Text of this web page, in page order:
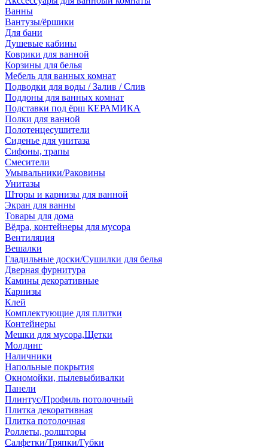
Ванны
Вантузы/ёршики
Для бани
Душевые кабины
Коврики для ванной
Корзины для белья
Мебель для ванных комнат
Подводки для воды / Залив / Слив
Поддоны для ванных комнат
Подставки под ёрш КЕРАМИКА
Полки для ванной
Полотенцесушители
Сиденье для унитаза
Сифоны, трапы
Смесители
Умывальники/Раковины
Унитазы
Шторы и карнизы для ванной
Экран для ванны
Товары для дома
Вёдра, контейнеры для мусора
Вентиляция
Вешалки
Гладильные доски/Сушилки для белья
Дверная фурнитура
Камины декоративные
Карнизы
Клей
Комплектующие для плитки
Контейнеры
Мешки для мусора,Щетки
Молдинг
Наличники
Напольные покрытия
Окномойки, пылевыбивалки
Панели
Плинтус/Профиль потолочный
Плитка декоративная
Плитка потолочная
Роллеты, ролшторы
Салфетки/Тряпки/Губки